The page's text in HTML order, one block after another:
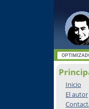
Inicio
El autor